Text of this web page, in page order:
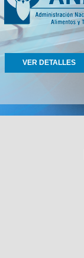
VER DETALLES